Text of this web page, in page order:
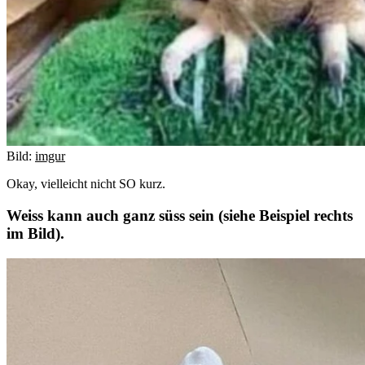
Bild: imgur
Okay, vielleicht nicht SO kurz.
Weiss kann auch ganz süss sein (siehe Beispiel rechts
im Bild).